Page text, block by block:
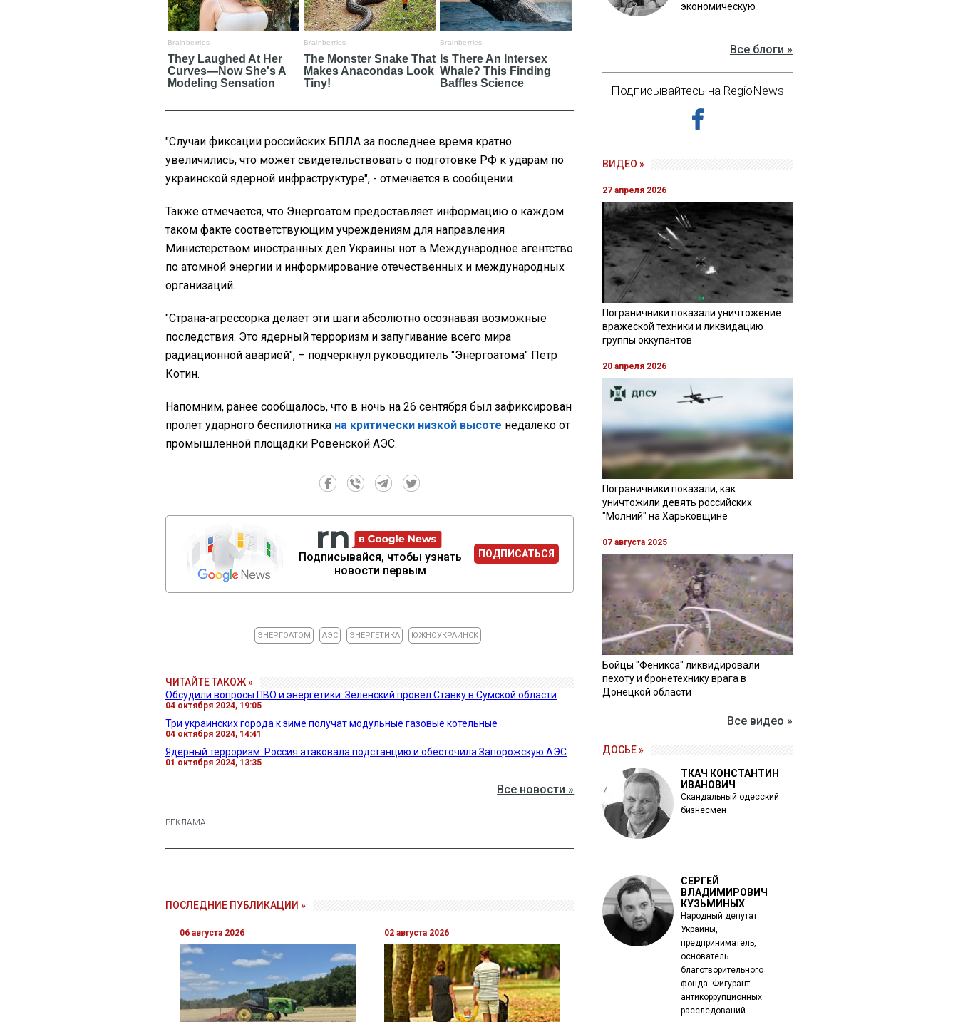
"Случаи фиксации российских БПЛА за последнее время кратно
увеличились, что может свидетельствовать о подготовке РФ к ударам по
украинской ядерной инфраструктуре", - отмечается в сообщении.
Также отмечается, что Энергоатом предоставляет информацию о каждом
таком факте соответствующим учреждениям для направления
Министерством иностранных дел Украины нот в Международное агентство
по атомной энергии и информирование отечественных и международных
организаций.
"Страна-агрессорка делает эти шаги абсолютно осознавая возможные
последствия. Это ядерный терроризм и запугивание всего мира
радиационной аварией", – подчеркнул руководитель "Энергоатома" Петр
Котин.
Напомним, ранее сообщалось, что в ночь на 26 сентября был зафиксирован
пролет ударного беспилотника на критически низкой высоте недалеко от
промышленной площадки Ровенской АЭС.
Подписывайся, чтобы узнать
новости первым
ПОДПИСАТЬСЯ
ЭНЕРГОАТОМ АЭС ЭНЕРГЕТИКА ЮЖНОУКРАИНСК
ЧИТАЙТЕ ТАКОЖ »
Обсудили вопросы ПВО и энергетики: Зеленский провел Ставку в Сумской области
04 октября 2024, 19:05
Три украинских города к зиме получат модульные газовые котельные
04 октября 2024, 14:41
Ядерный терроризм: Россия атаковала подстанцию и обесточила Запорожскую АЭС
01 октября 2024, 13:35
Все новости »
ПОСЛЕДНИЕ ПУБЛИКАЦИИ »
06 августа 2026 02 августа 2026
экономическую
Все блоги »
Подписывайтесь на RegioNews
ВИДЕО »
27 апреля 2026
Пограничники показали уничтожение
вражеской техники и ликвидацию
группы оккупантов
20 апреля 2026
Пограничники показали, как
уничтожили девять российских
"Молний" на Харьковщине
07 августа 2025
Бойцы "Феникса" ликвидировали
пехоту и бронетехнику врага в
Донецкой области
Все видео »
ДОСЬЕ »
ТКАЧ КОНСТАНТИН
ИВАНОВИЧ
Скандальный одесский
бизнесмен
СЕРГЕЙ
ВЛАДИМИРОВИЧ
КУЗЬМИНЫХ
Народный депутат
Украины,
предприниматель,
основатель
благотворительного
фонда. Фигурант
антикоррупционных
расследований.